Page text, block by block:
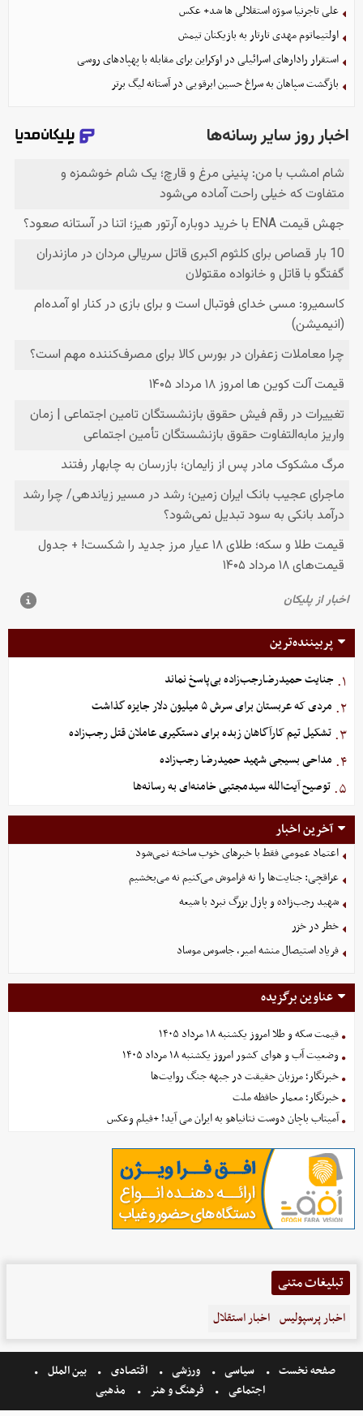
علی تاجرنیا سوژه استقلالی‌ ها شد+ عکس
اولتیماتوم مهدی تارتار به بازیکنان تیمش
استقرار رادارهای اسرائیلی در اوکراین برای مقابله با پهپادهای روسی
بازگشت سپاهان به سراغ حسین ابرقویی در آستانه لیگ برتر
پربیننده‌ترین
۱. جنایت حمیدرضارجب‌زاده بی‌پاسخ نماند
۲. مردی که عربستان برای سرش ۵ میلیون دلار جایزه گذاشت
۳. تشکیل تیم کارآگاهان زبده برای دستگیری عاملان قتل رجب‌زاده
۴. مداحی بسیجی شهید حمیدرضا رجب‌زاده
۵. توصیح آیت‌الله سیدمجتبی خامنه‌ای به رسانه‌ها
آخرین اخبار
اعتماد عمومی فقط با خبرهای خوب ساخته نمی‌شود
عراقچی: جنایت‌ها را نه فراموش می‌کنیم نه می‌بخشیم
شهید رجب‌زاده و پازل بزرگ نبرد با شیعه
خطر در خزر
فریاد استیصال منشه امیر، جاسوس موساد
عناوین برگزیده
قیمت سکه و طلا امروز یکشنبه ۱۸ مرداد ۱۴۰۵
وضعیت آب و هوای کشور امروز یکشنبه ۱۸ مرداد ۱۴۰۵
خبرنگار؛ مرزبان حقیقت در جبهه جنگ روایت‌ها
خبرنگار؛ معمار حافظه ملت
آمیتاب باچان دوست نتانیاهو به ایران می آید! +فیلم وعکس
تبلیغات متنی
اخبار پرسپولیس اخبار استقلال
صفحه نخست سیاسی ورزشی اقتصادی
بین الملل
اجتماعی
فرهنگ و هنر مذهبی